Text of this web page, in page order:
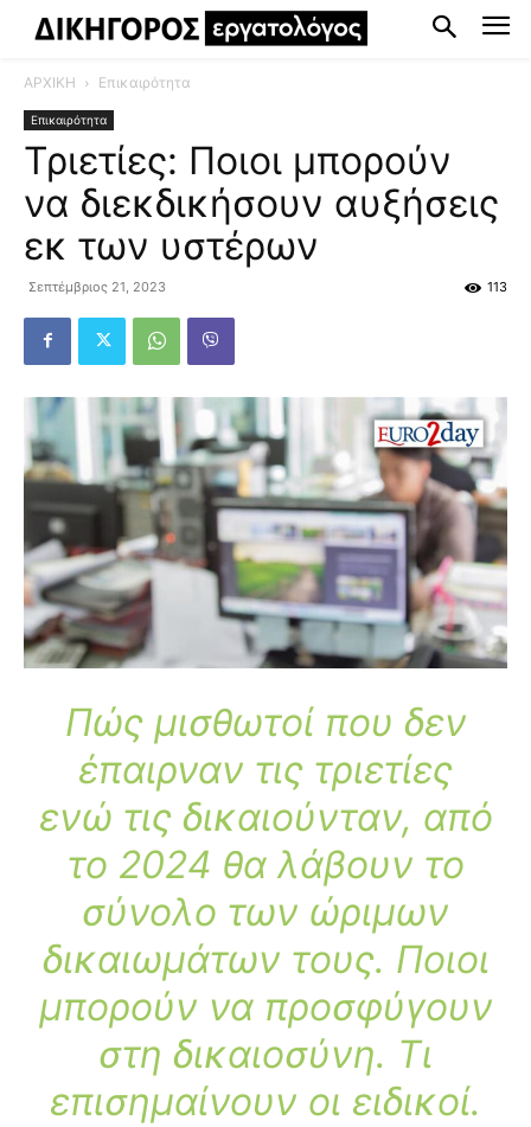
ΑΡΧΙΚΗ Επικαιρότητα
Επικαιρότητα
Τριετίες: Ποιοι μπορούν
να διεκδικήσουν αυξήσεις
εκ των υστέρων
Σεπτέμβριος 21, 2023 113
Πώς μισθωτοί που δεν
έπαιρναν τις τριετίες
ενώ τις δικαιούνταν, από
το 2024 θα λάβουν το
σύνολο των ώριμων
δικαιωμάτων τους. Ποιοι
μπορούν να προσφύγουν
στη δικαιοσύνη. Τι
επισημαίνουν οι ειδικοί.